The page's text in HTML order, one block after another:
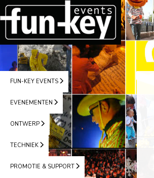
FUN-KEY EVENTS
EVENEMENTEN
ONTWERP
TECHNIEK
PROMOTIE & SUPPORT